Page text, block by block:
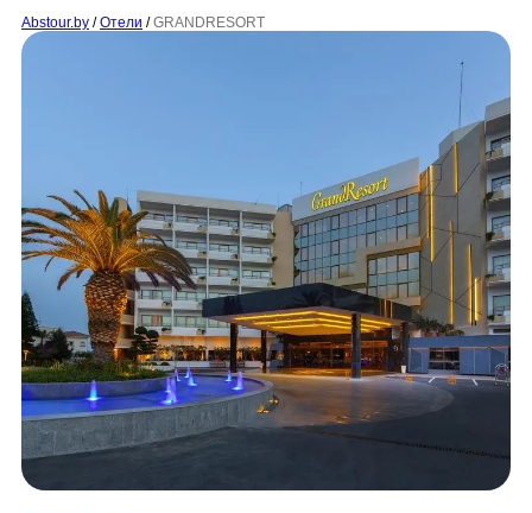
Abstour.by / Отели / GRANDRESORT